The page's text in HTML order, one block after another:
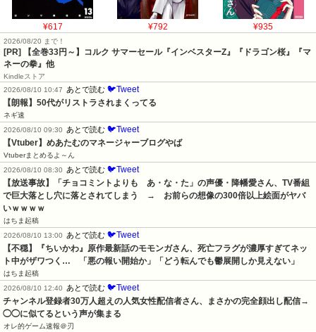
¥617 ¥792 ¥935
2026/08/20 まで！
[PR]
【全巻33円～】コルク サマーセール『インベスターZ』『ドラゴン桜』『マ
ネーの拳』他
Kindleストア
2026/08/10 10:47
あとで読む 🐦Tweet
【朗報】50代がリストラされまくってる
ネギ速
2026/08/10 09:30
あとで読む 🐦Tweet
【Vtuber】めあたむのマネージャーブログやば
Vtuberまとめるよ～ん
2026/08/10 08:30
あとで読む 🐦Tweet
【放送事故】「チョコミントよりも　あ・な・た」の声優・降幡愛さん、TV番組
で巨大落とし穴に落とされてしまう　→　お前らの想像の300倍以上絵面がヤバ
いｗｗｗｗ
はちま起稿
2026/08/10 13:00
あとで読む 🐦Tweet
【不穏】『ちいかわ』原作最新話のモモンガさん、死亡フラグが濃厚すぎてネッ
ト中がザワつく…　「悪の報い開始か」「どう転んでも鬱展開しか見えない」
はちま起稿
2026/08/10 12:40
あとで読む 🐦Tweet
チャンネル登録者30万人超えの人気女性配信者さん、まさかの完全顔出し配信→
◯◯に似てるという声が集まる
オレ的ゲーム速報＠刃